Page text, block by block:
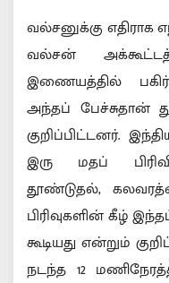
வல்சனுக்கு எதிராக
வல்சன்
இணையத்தில்
அந்தப் பேச்சுதான்
குறிப்பிட்டனர்.
இரு மதப்
தூண்டுதல்,
பிரிவுகளின் கீழ்
கூடியது என்றும்
நடந்த 12